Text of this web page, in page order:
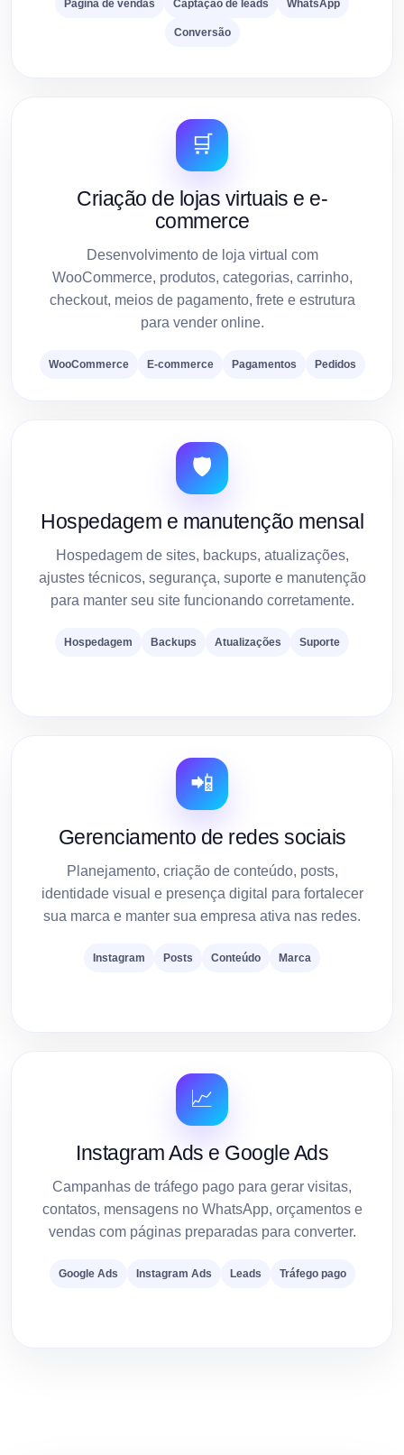
Página de vendas Captação de leads WhatsApp
Conversão
🛒
Criação de lojas virtuais e e-
commerce
Desenvolvimento de loja virtual com
WooCommerce, produtos, categorias, carrinho,
checkout, meios de pagamento, frete e estrutura
para vender online.
WooCommerce E-commerce Pagamentos Pedidos
🛡️
Hospedagem e manutenção mensal
Hospedagem de sites, backups, atualizações,
ajustes técnicos, segurança, suporte e manutenção
para manter seu site funcionando corretamente.
Hospedagem Backups Atualizações Suporte
📲
Gerenciamento de redes sociais
Planejamento, criação de conteúdo, posts,
identidade visual e presença digital para fortalecer
sua marca e manter sua empresa ativa nas redes.
Instagram Posts Conteúdo Marca
📈
Instagram Ads e Google Ads
Campanhas de tráfego pago para gerar visitas,
contatos, mensagens no WhatsApp, orçamentos e
vendas com páginas preparadas para converter.
Google Ads Instagram Ads Leads Tráfego pago